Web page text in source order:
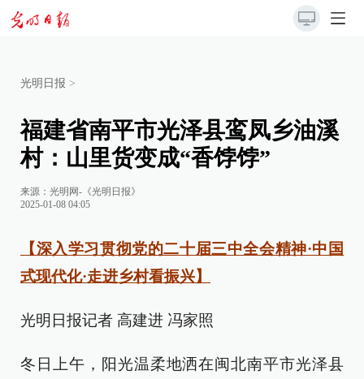
光明日报 >
福建省南平市光泽县鸾凤乡油溪
村：山里货变成“香饽饽”
来源： 光明网-《光明日报》
2025-01-08 04:05
【深入学习贯彻党的二十届三中全会精神·中国
式现代化·走进乡村看振兴】
光明日报记者 高建进 冯家照
冬日上午，阳光温柔地洒在闽北南平市光泽县